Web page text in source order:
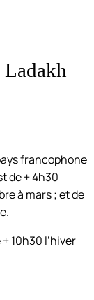
francophone
de + 4h30
à mars ; et de
10h30 l’hiver